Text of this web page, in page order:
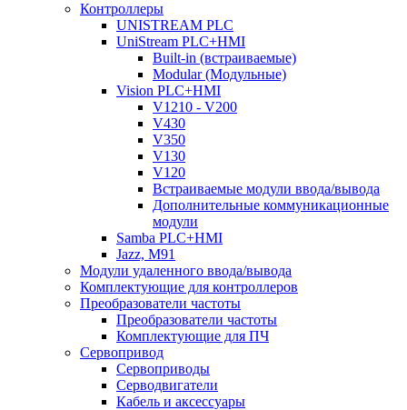
Контроллеры
UNISTREAM PLC
UniStream PLC+HMI
Built-in (встраиваемые)
Modular (Модульные)
Vision PLC+HMI
V1210 - V200
V430
V350
V130
V120
Встраиваемые модули ввода/вывода
Дополнительные коммуникационные
модули
Samba PLC+HMI
Jazz, M91
Модули удаленного ввода/вывода
Комплектующие для контроллеров
Преобразователи частоты
Преобразователи частоты
Комплектующие для ПЧ
Сервопривод
Сервоприводы
Серводвигатели
Кабель и аксессуары